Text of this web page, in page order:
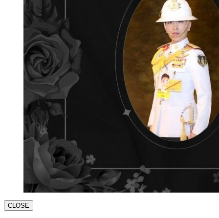
CLOSE